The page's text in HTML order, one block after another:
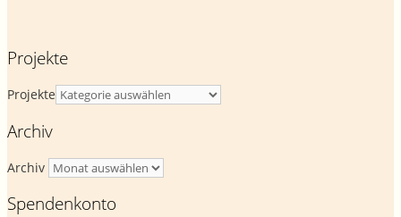
Projekte
Projekte
Archiv
Archiv
Spendenkonto